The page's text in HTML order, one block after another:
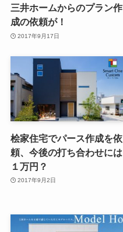
三井ホームからのプラン作
成の依頼が！
2017年9月17日
桧家住宅でパース作成を依
頼、今後の打ち合わせには
１万円？
2017年9月2日